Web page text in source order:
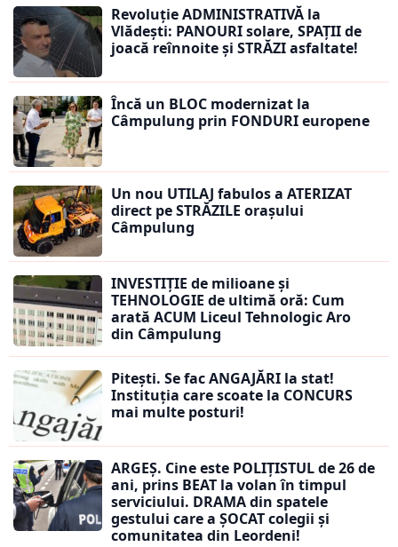
Revoluție ADMINISTRATIVĂ la
Vlădești: PANOURI solare, SPAȚII de
joacă reînnoite și STRĂZI asfaltate!
Încă un BLOC modernizat la
Câmpulung prin FONDURI europene
Un nou UTILAJ fabulos a ATERIZAT
direct pe STRĂZILE orașului
Câmpulung
INVESTIȚIE de milioane și
TEHNOLOGIE de ultimă oră: Cum
arată ACUM Liceul Tehnologic Aro
din Câmpulung
Pitești. Se fac ANGAJĂRI la stat!
Instituția care scoate la CONCURS
mai multe posturi!
ARGEȘ. Cine este POLIȚISTUL de 26 de
ani, prins BEAT la volan în timpul
serviciului. DRAMA din spatele
gestului care a ȘOCAT colegii și
comunitatea din Leordeni!